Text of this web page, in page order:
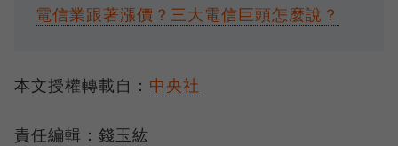
電信業跟著漲價？三大電信巨頭怎麼說？
本文授權轉載自： 中央社
責任編輯：錢玉紘